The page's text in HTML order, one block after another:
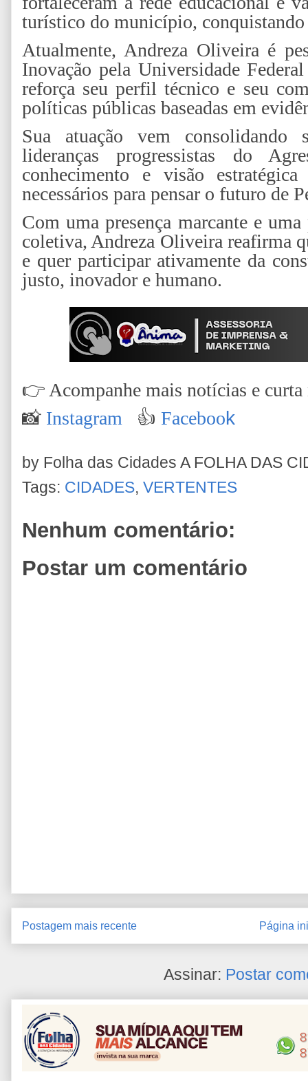
turístico do município,
Atualmente, Andreza Oliveira é
Inovação pela Universidade
reforça seu perfil técnico e seu
políticas públicas baseadas em
Sua atuação vem
lideranças progressistas do
conhecimento e visão
necessários para pensar o futuro de
Com uma presença marcante e
coletiva, Andreza Oliveira reafirma
e quer participar ativamente da
justo, inovador e humano.
👉 Acompanhe mais notícias e curta
📸 Instagram 👍 Facebook
by Folha das Cidades A FOLHA DAS
Tags: CIDADES, VERTENTES
Nenhum comentário:
Postar um comentário
Postagem mais recente Página
Assinar: Postar